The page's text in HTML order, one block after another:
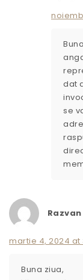
dat
se
martie 4, 2024 at
Buna ziua,